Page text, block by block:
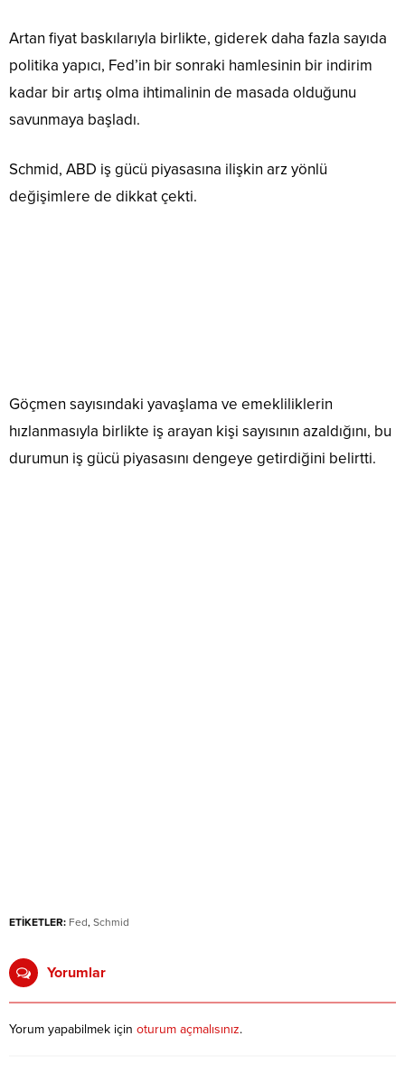
Artan fiyat baskılarıyla birlikte, giderek daha fazla sayıda
politika yapıcı, Fed’in bir sonraki hamlesinin bir indirim
kadar bir artış olma ihtimalinin de masada olduğunu
savunmaya başladı.
Schmid, ABD iş gücü piyasasına ilişkin arz yönlü
değişimlere de dikkat çekti.
Göçmen sayısındaki yavaşlama ve emekliliklerin
hızlanmasıyla birlikte iş arayan kişi sayısının azaldığını, bu
durumun iş gücü piyasasını dengeye getirdiğini belirtti.
ETİKETLER: Fed, Schmid
Yorumlar
Yorum yapabilmek için oturum açmalısınız.